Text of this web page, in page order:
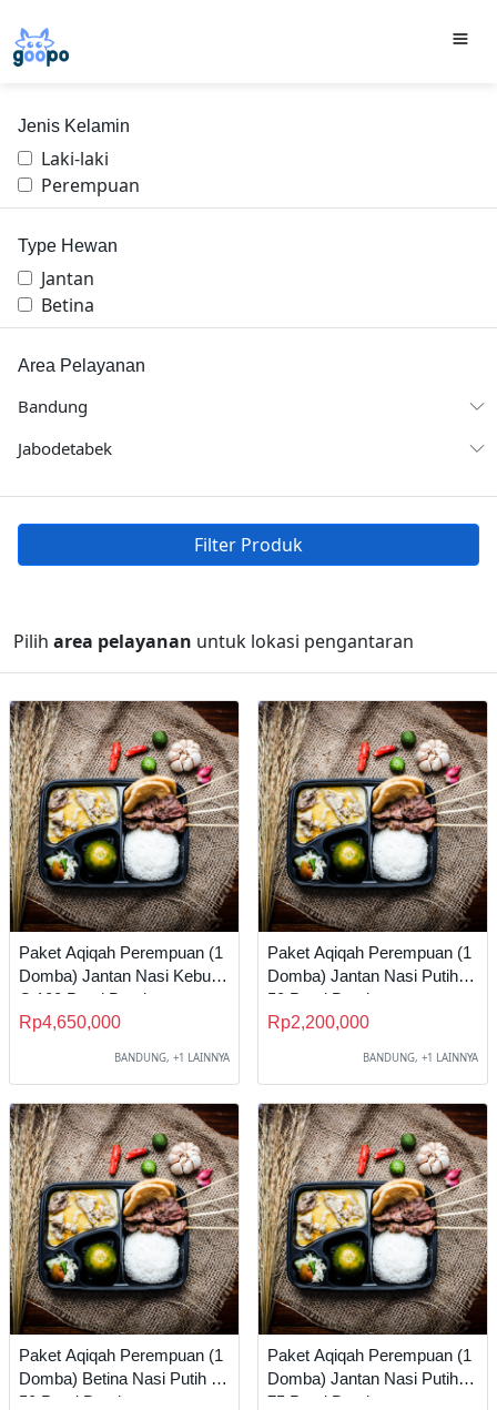
Jenis Kelamin
Laki-laki
Perempuan
Type Hewan
Jantan
Betina
Area Pelayanan
Bandung
Jabodetabek
Filter Produk
Pilih area pelayanan untuk lokasi pengantaran
Paket Aqiqah Perempuan (1
Domba) Jantan Nasi Kebuli
C 100 Porsi Bandung
Rp4,650,000
BANDUNG, +1 LAINNYA
Paket Aqiqah Perempuan (1
Domba) Jantan Nasi Putih A
50 Porsi Bandung
Rp2,200,000
BANDUNG, +1 LAINNYA
Paket Aqiqah Perempuan (1
Domba) Betina Nasi Putih A
50 Porsi Bandung
Paket Aqiqah Perempuan (1
Domba) Jantan Nasi Putih B
75 Porsi Bandung